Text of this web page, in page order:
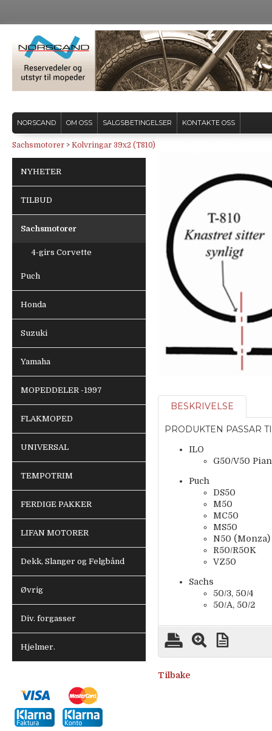
NORSCAND OM OSS SALGSBETINGELSER KONTAKTE OSS
Sachsmotorer > Kolvringar 39x2 (T810)
NYHETER
TILBUD
Sachsmotorer
4-girs Corvette
Puch
Honda
Suzuki
Yamaha
MOPEDDELER -1997
FLAKMOPED
UNIVERSAL
TEMPOTRIM
FERDIGE PAKKER
LIFAN MOTORER
Dekk, Slanger og Felgbånd
Øvrig
Div. forgasser
Hjelmer.
BESKRIVELSE
PRODUKTEN PASSAR
ILO
G50/V50
Puch
DS50
M50
MC50
MS50
N50 (Monza)
R50/R50K
VZ50
Sachs
50/3, 50/4
50/A, 50/2
Tilbake